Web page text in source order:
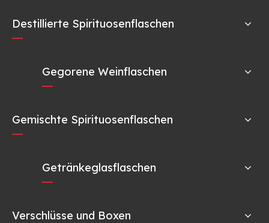
Destillierte Spirituosenflaschen
Gegorene Weinflaschen
Gemischte Spirituosenflaschen
Getränkeglasflaschen
Verschlüsse und Boxen